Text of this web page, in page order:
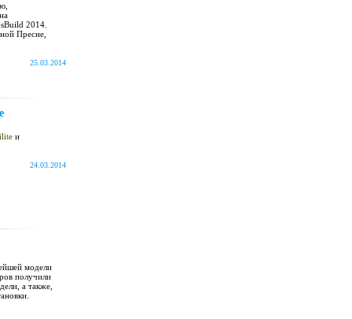
2014.
Пресне,
25.03.2014
и
24.03.2014
модели
получили
а также,